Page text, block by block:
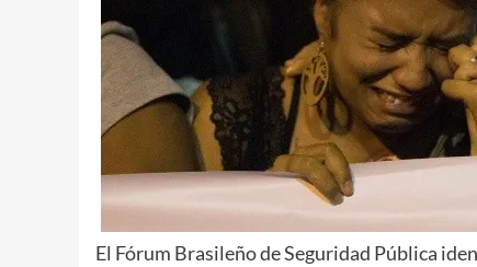
El Fórum Brasileño de Seguridad Pública